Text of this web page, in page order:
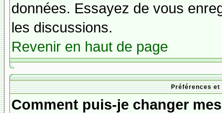
données. Essayez de vous
les discussions.
Revenir en haut de page
Préférences
Comment puis-je changer